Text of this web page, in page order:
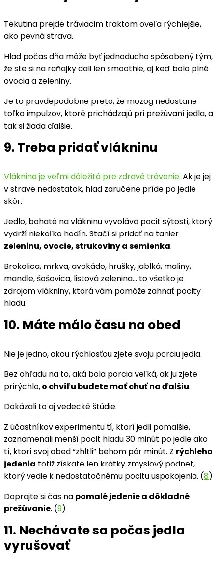
Tekutina prejde tráviacim traktom oveľa rýchlejšie,
ako pevná strava.
Hlad počas dňa môže byť jednoducho spôsobený tým,
že ste si na raňajky dali len smoothie, aj keď bolo plné
ovocia a zeleniny.
Je to pravdepodobne preto, že mozog nedostane
toľko impulzov, ktoré prichádzajú pri prežúvaní jedla, a
tak si žiada ďalšie.
9. Treba pridať vlákninu
Vláknina je veľmi dôležitá pre zdravé trávenie. Ak je jej
v strave nedostatok, hlad zaručene príde po jedle
skôr.
Jedlo, bohaté na vlákninu vyvoláva pocit sýtosti, ktorý
vydrží niekoľko hodín. Stačí si pridať na tanier
zeleninu, ovocie, strukoviny a semienka.
Brokolica, mrkva, avokádo, hrušky, jablká, maliny,
mandle, šošovica, listová zelenina… to všetko je
zdrojom vlákniny, ktorá vám pomôže zahnať pocity
hladu.
10. Máte málo času na obed
Nie je jedno, akou rýchlosťou zjete svoju porciu jedla.
Bez ohľadu na to, aká bola porcia veľká, ak ju zjete
prirýchlo,o chvíľu budete mať chuť na ďalšiu.
Dokázali to aj vedecké štúdie.
Z účastníkov experimentu tí, ktorí jedli pomalšie,
zaznamenali menší pocit hladu 30 minút po jedle ako
tí, ktorí svoj obed “zhltli” behom pár minút. Z rýchleho
jedenia totiž získate len krátky zmyslový podnet,
ktorý vedie k nedostatočnému pocitu uspokojenia. (8)
Doprajte si čas na pomalé jedenie a dôkladné
prežúvanie. (9)
11. Nechávate sa počas jedla
vyrušovať